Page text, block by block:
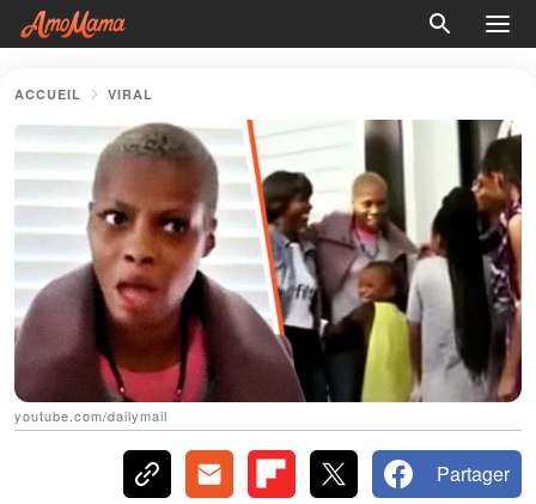
ACCUEIL VIRAL
youtube.com/dailymail
Partager